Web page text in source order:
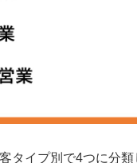
タイプ別で4つに分類